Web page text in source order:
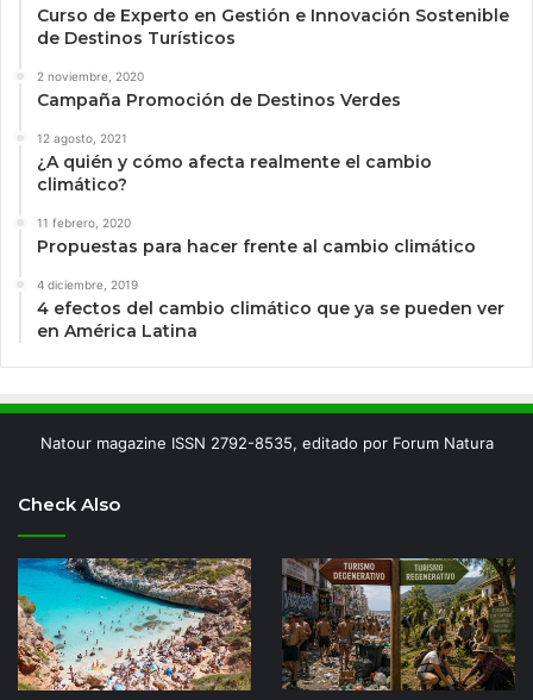
Curso de Experto en Gestión e Innovación Sostenible
de Destinos Turísticos
2 noviembre, 2020
Campaña Promoción de Destinos Verdes
12 agosto, 2021
¿A quién y cómo afecta realmente el cambio
climático?
11 febrero, 2020
Propuestas para hacer frente al cambio climático
4 diciembre, 2019
4 efectos del cambio climático que ya se pueden ver
en América Latina
Natour magazine ISSN 2792-8535, editado por Forum Natura
Check Also